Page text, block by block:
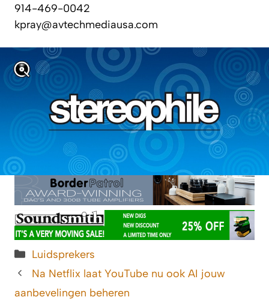
914-469-0042
kpray@avtechmediausa.com
Categorieën
Luidsprekers
Na Netflix laat YouTube nu ook AI jouw
aanbevelingen beheren